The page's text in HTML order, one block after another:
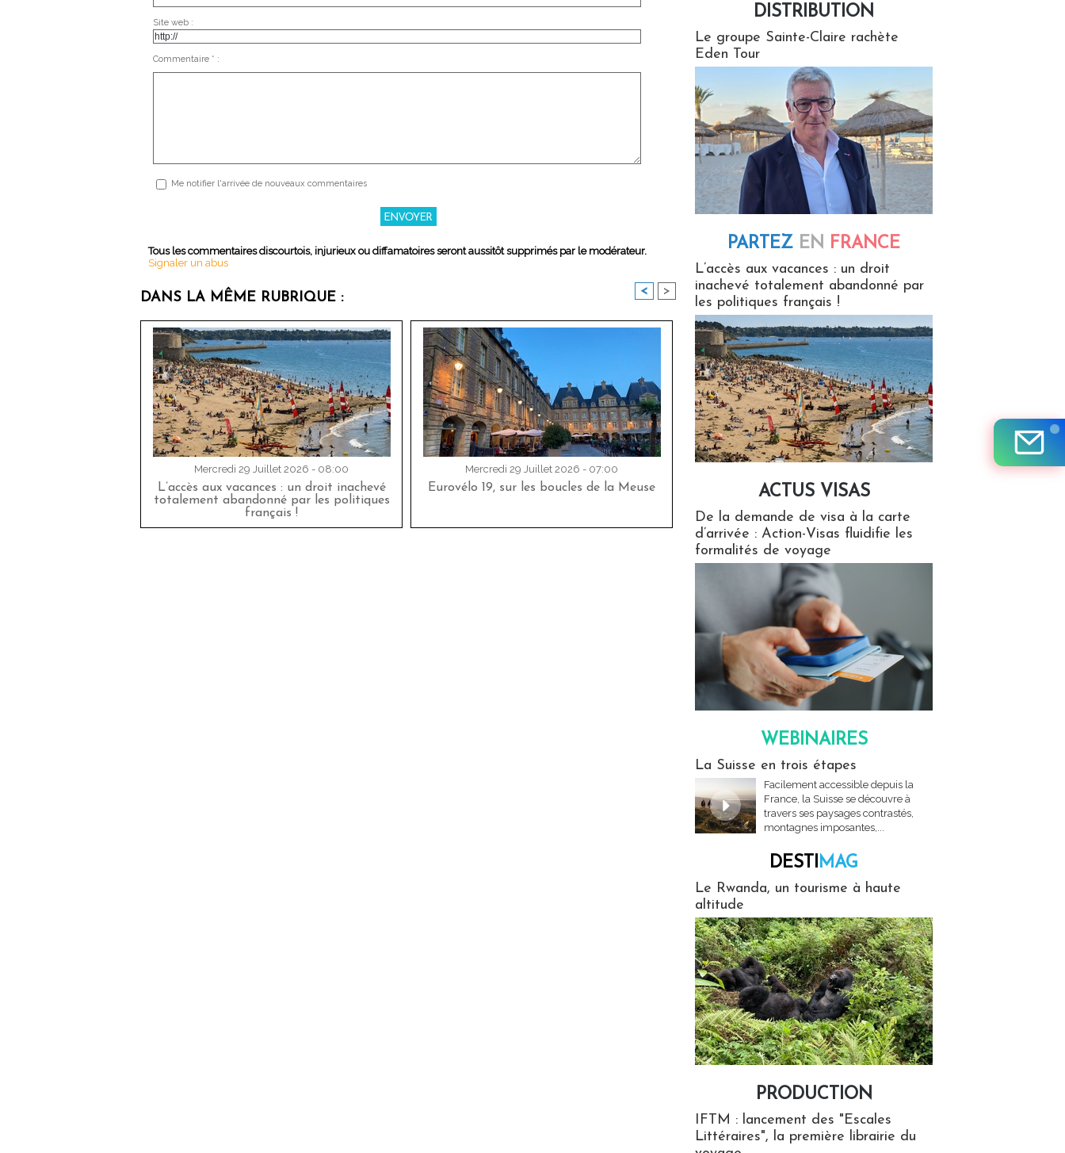
Site web :
Commentaire * :
Me notifier l'arrivée de nouveaux commentaires
Tous les commentaires discourtois, injurieux ou diffamatoires seront aussitôt supprimés par le modérateur.
Signaler un abus
DANS LA MÊME RUBRIQUE : < >
Mercredi 29 Juillet 2026 - 08:00
L’accès aux vacances : un droit inachevé
totalement abandonné par les politiques
français !
Mercredi 29 Juillet 2026 - 07:00
Eurovélo 19, sur les boucles de la Meuse
DISTRIBUTION
Le groupe Sainte-Claire rachète
Eden Tour
PARTEZ EN FRANCE
L’accès aux vacances : un droit
inachevé totalement abandonné par
les politiques français !
ACTUS VISAS
De la demande de visa à la carte
d’arrivée : Action-Visas fluidifie les
formalités de voyage
WEBINAIRES
La Suisse en trois étapes
Facilement accessible depuis la
France, la Suisse se découvre à
travers ses paysages contrastés,
montagnes imposantes,...
DESTIMAG
Le Rwanda, un tourisme à haute
altitude
PRODUCTION
IFTM : lancement des "Escales
Littéraires", la première librairie du